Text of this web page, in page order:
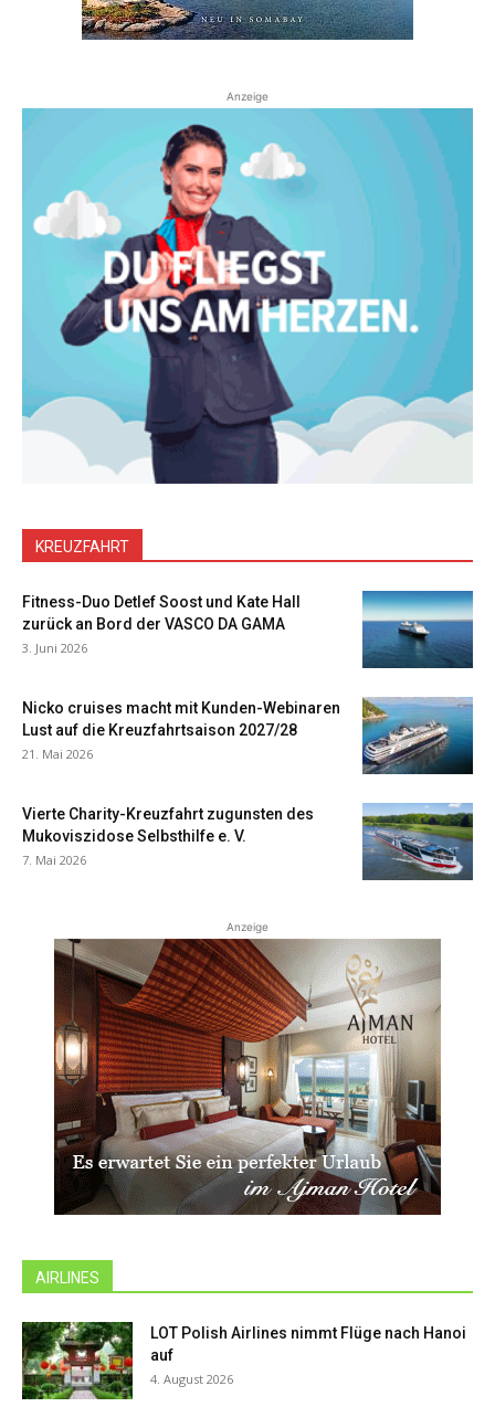
Anzeige
KREUZFAHRT
Fitness-Duo Detlef Soost und Kate Hall
zurück an Bord der VASCO DA GAMA
3. Juni 2026
Nicko cruises macht mit Kunden-Webinaren
Lust auf die Kreuzfahrtsaison 2027/28
21. Mai 2026
Vierte Charity-Kreuzfahrt zugunsten des
Mukoviszidose Selbsthilfe e. V.
7. Mai 2026
Anzeige
AIRLINES
LOT Polish Airlines nimmt Flüge nach Hanoi
auf
4. August 2026